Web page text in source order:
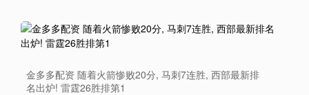
金多多配资 随着火箭惨败20分, 马刺7连胜, 西部最新排
名出炉! 雷霆26胜排第1